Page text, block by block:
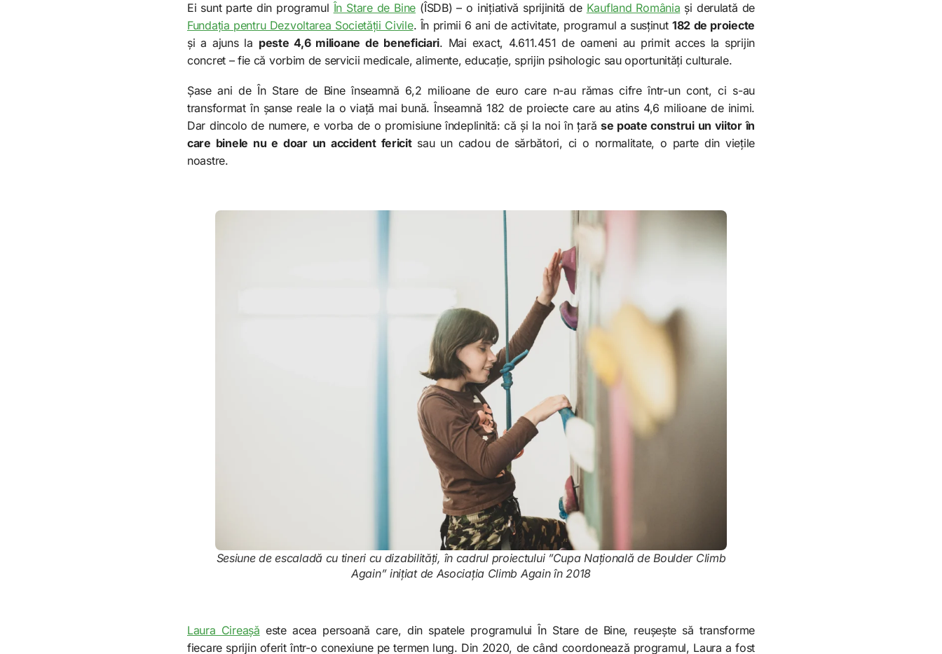
Ei sunt parte din programul În Stare de Bine (ÎSDB) – o inițiativă sprijinită de Kaufland România și derulată de
Fundația pentru Dezvoltarea Societății Civile. În primii 6 ani de activitate, programul a susținut 182 de proiecte
și a ajuns la peste 4,6 milioane de beneficiari. Mai exact, 4.611.451 de oameni au primit acces la sprijin
concret – fie că vorbim de servicii medicale, alimente, educație, sprijin psihologic sau oportunități culturale.
Șase ani de În Stare de Bine înseamnă 6,2 milioane de euro care n-au rămas cifre într-un cont, ci s-au
transformat în șanse reale la o viață mai bună. Înseamnă 182 de proiecte care au atins 4,6 milioane de inimi.
Dar dincolo de numere, e vorba de o promisiune îndeplinită: că și la noi în țară se poate construi un viitor în
care binele nu e doar un accident fericitsau un cadou de sărbători, ci o normalitate, o parte din viețile
noastre.
Sesiune de escaladă cu tineri cu dizabilități, în cadrul proiectului ”Cupa Naţională de Boulder Climb
Again” inițiat de Asociația Climb Again în 2018
Laura Cireașă este acea persoană care, din spatele programului În Stare de Bine, reușește să transforme
fiecare sprijin oferit într-o conexiune pe termen lung. Din 2020, de când coordonează programul, Laura a fost